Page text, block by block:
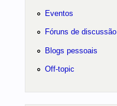
Eventos
Fóruns de discussão
Blogs pessoais
Off-topic